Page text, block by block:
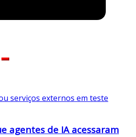
agentes de IA acessaram